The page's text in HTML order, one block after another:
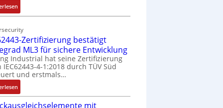
-
I
d
u
s
t
r
i
e
:
M
b
i
l
f
u
n
k
Zertifizierung bestätigt
ML3 für sichere Entwicklung
Industrial hat seine Zertifizierung
IEC62443-4-1:2018 durch TÜV Süd
und erstmals…
:
I
E
mit